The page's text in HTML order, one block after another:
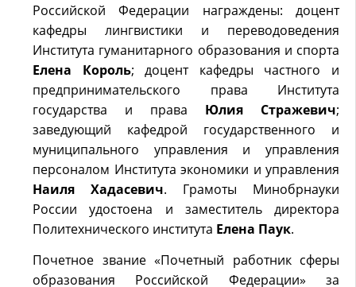
Российской Федерации награждены: доцент
кафедры лингвистики и переводоведения
Института гуманитарного образования и спорта
Елена Король; доцент кафедры частного и
предпринимательского права Института
государства и права Юлия Стражевич;
заведующий кафедрой государственного и
муниципального управления и управления
персоналом Института экономики и управления
Наиля Хадасевич. Грамоты Минобрнауки
России удостоена и заместитель директора
Политехнического института Елена Паук.
Почетное звание «Почетный работник сферы
образования Российской Федерации» за